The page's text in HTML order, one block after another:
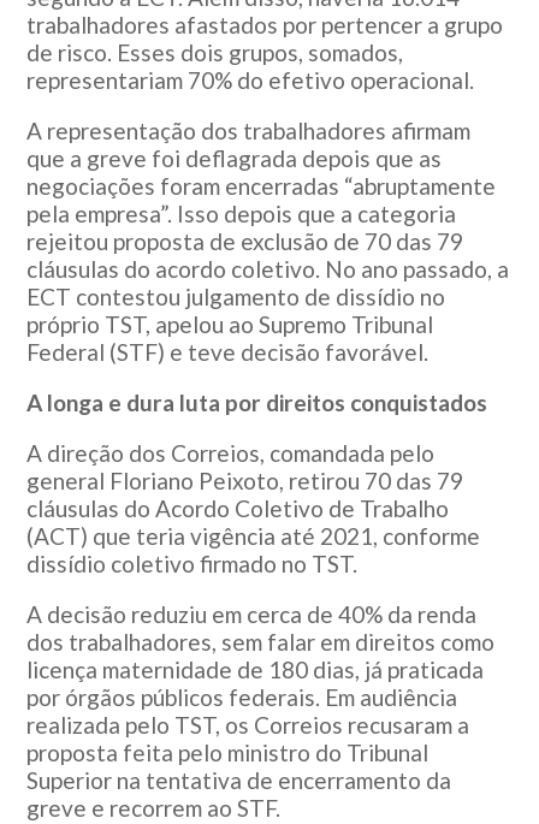
trabalhadores afastados por pertencer a grupo
de risco. Esses dois grupos, somados,
representariam 70% do efetivo operacional.
A representação dos trabalhadores afirmam
que a greve foi deflagrada depois que as
negociações foram encerradas “abruptamente
pela empresa”. Isso depois que a categoria
rejeitou proposta de exclusão de 70 das 79
cláusulas do acordo coletivo. No ano passado, a
ECT contestou julgamento de dissídio no
próprio TST, apelou ao Supremo Tribunal
Federal (STF) e teve decisão favorável.
A longa e dura luta por direitos conquistados
A direção dos Correios, comandada pelo
general Floriano Peixoto, retirou 70 das 79
cláusulas do Acordo Coletivo de Trabalho
(ACT) que teria vigência até 2021, conforme
dissídio coletivo firmado no TST.
A decisão reduziu em cerca de 40% da renda
dos trabalhadores, sem falar em direitos como
licença maternidade de 180 dias, já praticada
por órgãos públicos federais. Em audiência
realizada pelo TST, os Correios recusaram a
proposta feita pelo ministro do Tribunal
Superior na tentativa de encerramento da
greve e recorrem ao STF.